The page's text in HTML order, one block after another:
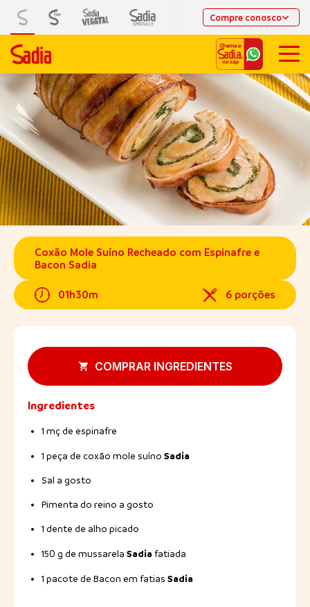
Compre conosco
Coxão Mole Suíno Recheado com Espinafre e
Bacon Sadia
01h30m 6 porções
COMPRAR INGREDIENTES
Ingredientes
1 mç de espinafre
1 peça de coxão mole suíno Sadia
Sal a gosto
Pimenta do reino a gosto
1 dente de alho picado
150 g de mussarela Sadia fatiada
1 pacote de Bacon em fatias Sadia